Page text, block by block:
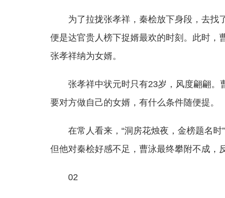
为了拉拢张孝祥，秦桧放下身段，去找
便是达官贵人榜下捉婿最欢的时刻。此时，
张孝祥纳为女婿。
张孝祥中状元时只有23岁，风度翩翩
要对方做自己的女婿，有什么条件随便提。
在常人看来，“洞房花烛夜，金榜题名
但他对秦桧好感不足，曹泳最终攀附不成，
02